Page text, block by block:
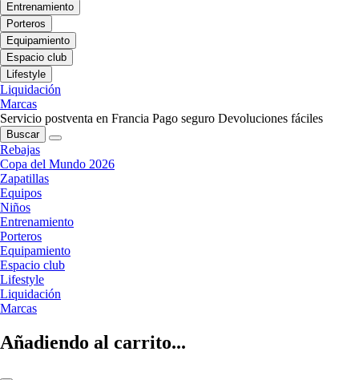
Entrenamiento
Porteros
Equipamiento
Espacio club
Lifestyle
Liquidación
Marcas
Servicio postventa en Francia Pago seguro Devoluciones fáciles
Buscar
Rebajas
Copa del Mundo 2026
Zapatillas
Equipos
Niños
Entrenamiento
Porteros
Equipamiento
Espacio club
Lifestyle
Liquidación
Marcas
Añadiendo al carrito...